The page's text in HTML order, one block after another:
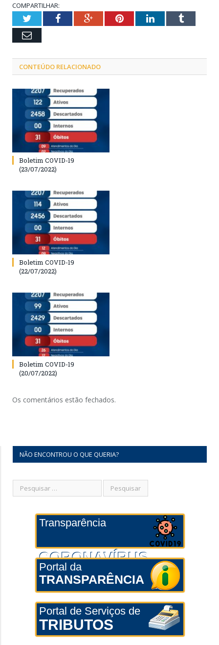
COMPARTILHAR:
TwitterFacebookGoogle+PinterestLinkedInTumblr
Email
CONTEÚDO RELACIONADO
Boletim COVID-19
(23/07/2022)
Boletim COVID-19
(22/07/2022)
Boletim COVID-19
(20/07/2022)
Os comentários estão fechados.
NÃO ENCONTROU O QUE QUERIA?
Transparência
CORONAVÍRUS
Portal da
TRANSPARÊNCIA
Portal de Serviços de
TRIBUTOS